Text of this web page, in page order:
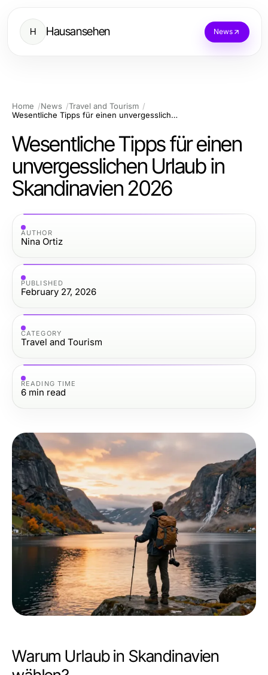
H Hausansehen News
Home News
Travel and Tourism
Wesentliche Tipps für einen unvergesslichen Urlaub in Skandinavien 2026
Wesentliche Tipps für einen
unvergesslichen Urlaub in
Skandinavien 2026
AUTHOR
Nina Ortiz
PUBLISHED
February 27, 2026
CATEGORY
Travel and Tourism
READING TIME
6 min read
Warum Urlaub in Skandinavien